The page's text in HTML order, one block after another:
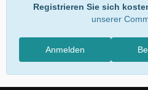
Registrieren Sie sich
unserer
Anmelden